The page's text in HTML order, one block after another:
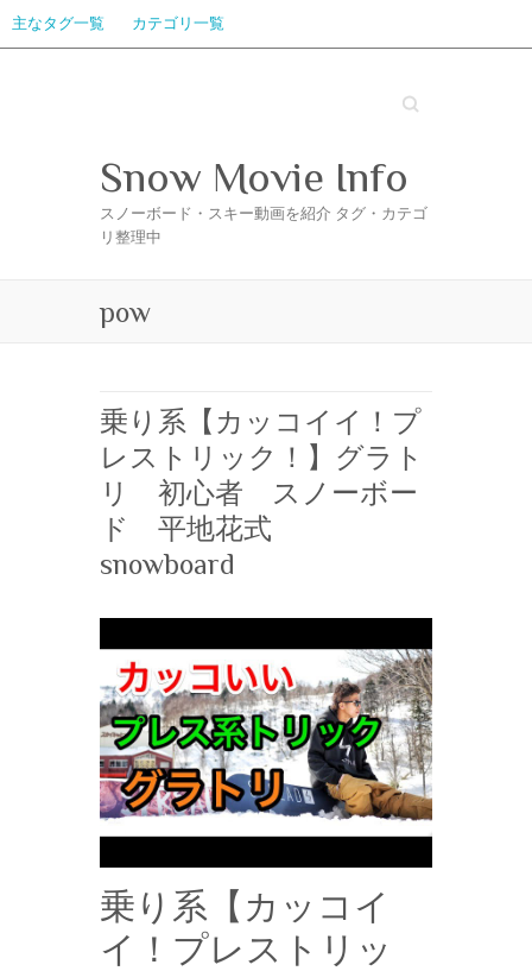
主なタグ一覧 カテゴリ一覧
Search
Snow Movie Info
スノーボード・スキー動画を紹介 タグ・カテゴ
リ整理中
pow
乗り系【カッコイイ！プ
レストリック！】グラト
リ 初心者 スノーボー
ド 平地花式
snowboard
乗り系【カッコイ
イ！プレストリッ